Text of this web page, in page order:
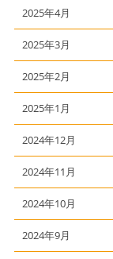
2025年4月
2025年3月
2025年2月
2025年1月
2024年12月
2024年11月
2024年10月
2024年9月